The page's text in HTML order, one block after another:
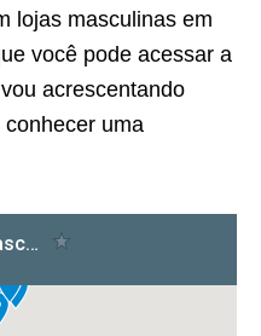
lojas masculinas em
você pode acessar a
acrescentando
uma